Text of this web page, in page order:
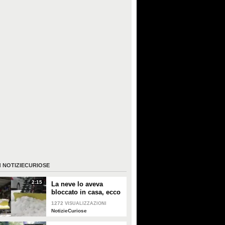
NOTIZIECURIOSE
2:15
La neve lo aveva
bloccato in casa, ecco
la magnifica reazione
del veterano disabile
1272 VISUALIZZAZIONI
NotizieCuriose